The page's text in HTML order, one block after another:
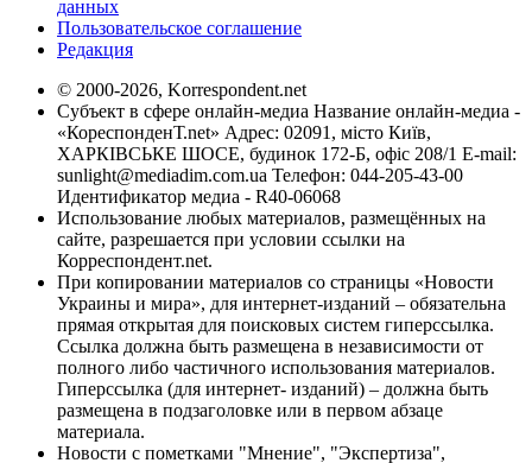
данных
Пользовательское соглашение
Редакция
© 2000-2026, Korrespondent.net
Субъект в сфере онлайн-медиа Название онлайн-медиа -
«КореспонденТ.net» Адрес: 02091, місто Київ,
ХАРКІВСЬКЕ ШОСЕ, будинок 172-Б, офіс 208/1 E-mail:
sunlight@mediadim.com.ua Телефон: 044-205-43-00
Идентификатор медиа - R40-06068
Использование любых материалов, размещённых на
сайте, разрешается при условии ссылки на
Корреспондент.net.
При копировании материалов со страницы «Новости
Украины и мира», для интернет-изданий – обязательна
прямая открытая для поисковых систем гиперссылка.
Ссылка должна быть размещена в независимости от
полного либо частичного использования материалов.
Гиперссылка (для интернет- изданий) – должна быть
размещена в подзаголовке или в первом абзаце
материала.
Новости с пометками "Мнение", "Экспертиза",